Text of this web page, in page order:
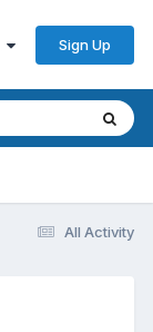
Sign Up
All Activity